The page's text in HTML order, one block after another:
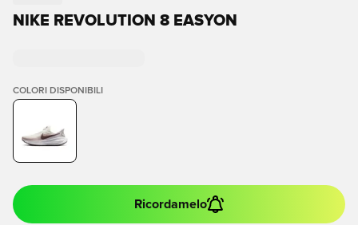
NIKE REVOLUTION 8 EASYON
COLORI DISPONIBILI
Ricordamelo